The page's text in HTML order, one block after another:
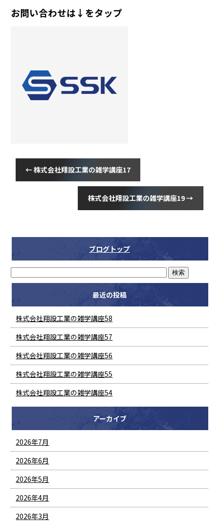
お問い合わせは↓をタップ
←株式会社翔設工業の雑学講座17
株式会社翔設工業の雑学講座19→
ブログトップ
最近の投稿
株式会社翔設工業の雑学講座58
株式会社翔設工業の雑学講座57
株式会社翔設工業の雑学講座56
株式会社翔設工業の雑学講座55
株式会社翔設工業の雑学講座54
アーカイブ
2026年7月
2026年6月
2026年5月
2026年4月
2026年3月